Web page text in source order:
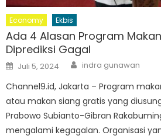
Economy Ekbis
Ada 4 Alasan Program
Diprediksi Gagal
Posted
on
Juli 5, 2024 Author
indra gunawan
Channel9.id, Jakarta – Program
atau makan siang gratis yang
Prabowo Subianto-Gibran
mengalami kegagalan. Organisasi